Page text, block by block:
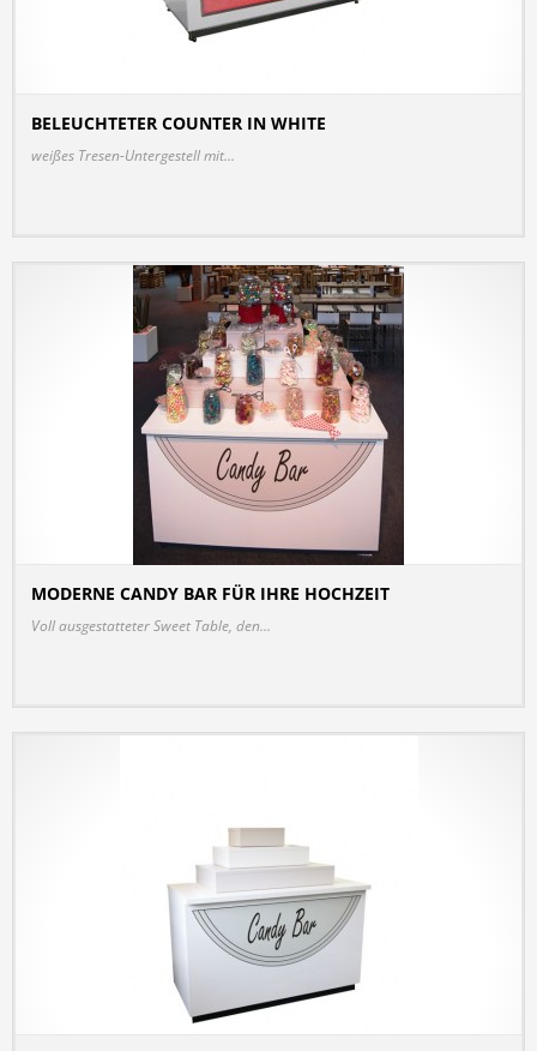
BELEUCHTETER COUNTER IN WHITE
weißes Tresen-Untergestell mit...
MODERNE CANDY BAR FÜR IHRE HOCHZEIT
Voll ausgestatteter Sweet Table, den...